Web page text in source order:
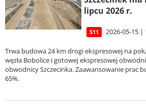
lipcu 2026 r.
S11 2026-05-15 |
Trwa budowa 24 km drogi ekspresowej na
węzła Bobolice i gotowej ekspresowej
obwodnicy Szczecinka. Zaawansowanie prac
65%.